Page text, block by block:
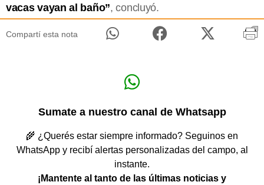
vacas vayan al baño”, concluyó.
Compartí esta nota
Sumate a nuestro canal de Whatsapp
🌾 ¿Querés estar siempre informado? Seguinos en
WhatsApp y recibí alertas personalizadas del campo, al
instante.
¡Mantente al tanto de las últimas noticias y